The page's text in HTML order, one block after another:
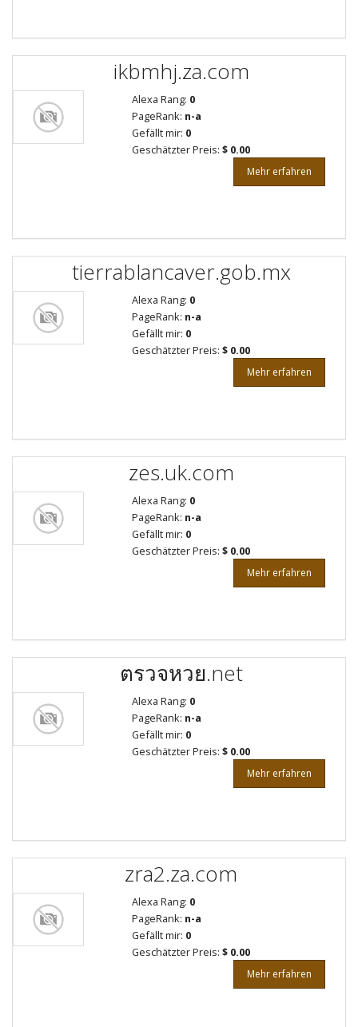
ikbmhj.za.com
Alexa Rang: 0
PageRank: n-a
Gefällt mir: 0
Geschätzter Preis: $ 0.00
Mehr erfahren
tierrablancaver.gob.mx
Alexa Rang: 0
PageRank: n-a
Gefällt mir: 0
Geschätzter Preis: $ 0.00
Mehr erfahren
zes.uk.com
Alexa Rang: 0
PageRank: n-a
Gefällt mir: 0
Geschätzter Preis: $ 0.00
Mehr erfahren
ตรวจหวย.net
Alexa Rang: 0
PageRank: n-a
Gefällt mir: 0
Geschätzter Preis: $ 0.00
Mehr erfahren
zra2.za.com
Alexa Rang: 0
PageRank: n-a
Gefällt mir: 0
Geschätzter Preis: $ 0.00
Mehr erfahren